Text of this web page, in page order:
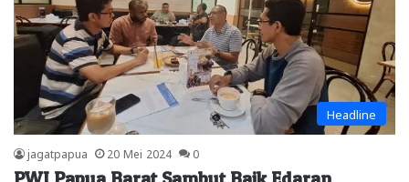
Headline
jagatpapua 20 Mei 2024 0